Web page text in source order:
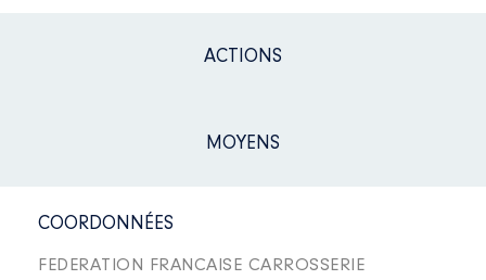
ACTIONS
MOYENS
COORDONNÉES
FEDERATION FRANCAISE CARROSSERIE